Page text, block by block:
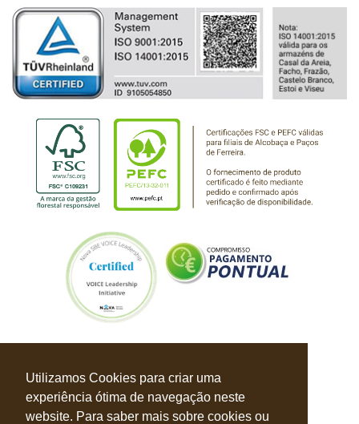
Utilizamos Cookies para criar uma
experiência ótima de navegação neste
website. Para saber mais sobre cookies ou